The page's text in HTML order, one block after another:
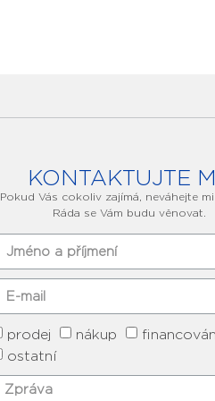
KONTAKTUJTE
Pokud Vás cokoliv zajímá, neváhejte
Ráda se Vám budu věnovat.
prodej nákup
ostatní